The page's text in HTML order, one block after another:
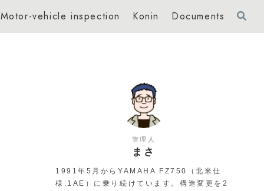
Motor-vehicle inspection Konin Documents
管理人
まさ
1991年5月からYAMAHA FZ750（北米仕
様:1AE）に乗り続けています。構造変更を2